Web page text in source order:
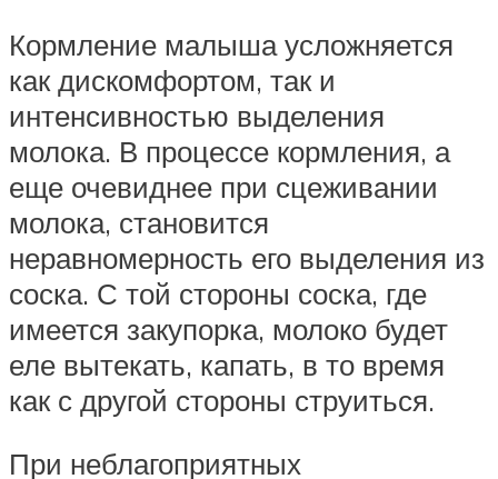
Кормление малыша усложняется
как дискомфортом, так и
интенсивностью выделения
молока. В процессе кормления, а
еще очевиднее при сцеживании
молока, становится
неравномерность его выделения из
соска. С той стороны соска, где
имеется закупорка, молоко будет
еле вытекать, капать, в то время
как с другой стороны струиться.
При неблагоприятных